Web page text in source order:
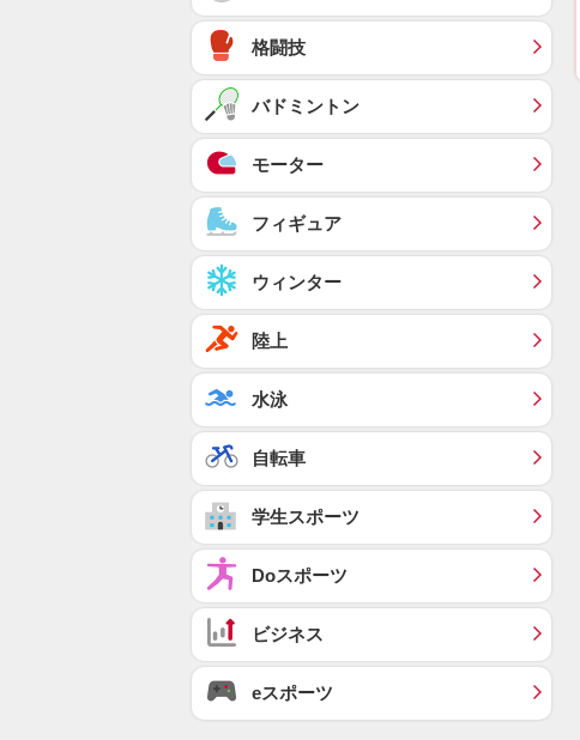
格闘技
バドミントン
モーター
フィギュア
ウィンター
陸上
水泳
自転車
学生スポーツ
Doスポーツ
ビジネス
eスポーツ